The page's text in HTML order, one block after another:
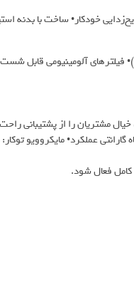
خودکار• ساخت با بدنه
مکش بالا (۷۰۰ تا ۱۱۰۰ مترمکعب در ساعت)•
در سراسر ایران، خیال مشتریان را از
فعال شود.